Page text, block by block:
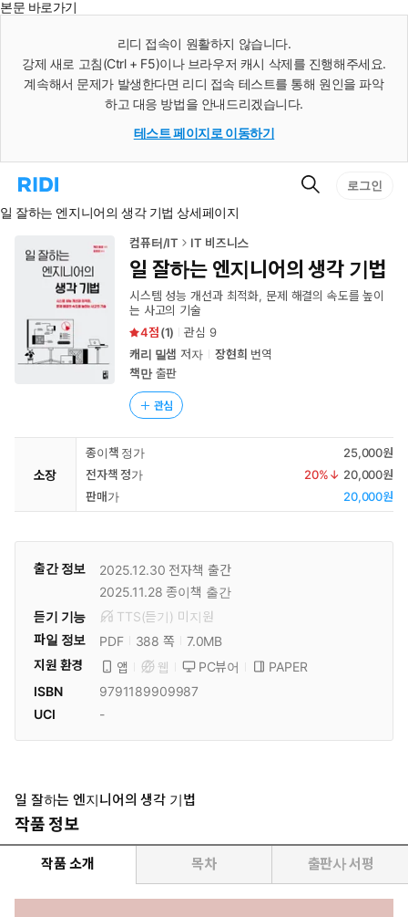
본문 바로가기
리디 접속이 원활하지 않습니다.
강제 새로 고침(Ctrl + F5)이나 브라우저 캐시 삭제를 진행해주세요.
계속해서 문제가 발생한다면 리디 접속 테스트를 통해 원인을 파악
하고 대응 방법을 안내드리겠습니다.
테스트 페이지로 이동하기
리
홈
이
검
로그인
일 잘하는 엔지니어의 생각 기법 상세페이지
컴퓨터/IT IT 비즈니스
일 잘하는 엔지니어의 생각 기법
시스템 성능 개선과 최적화, 문제 해결의 속도를 높이
는 사고의 기술
4
(1) 관심 9
캐리 밀샙 저자 장현희 번역
책만출판
관심
소장
종이책 정가
25,000원
전자책 정가
20%↓ 20,000원
판매가
20,000원
출간 정보 2025.12.30 전자책 출간
2025.11.28 종이책 출간
듣기 기능
TTS(듣기) 미 지원
파일 정보
PDF 388 쪽
7.0MB
지원 환경
앱 웹 PC뷰어
PAPER
ISBN
9791189909987
UCI
-
일 잘하는 엔지니어의 생각 기법
작품 정보
작품 소개 목차 출판사 서평